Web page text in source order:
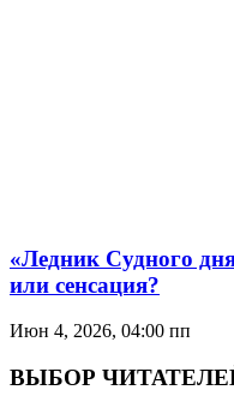
«Ледник Судного
или сенсация?
Июн 4, 2026, 04:00 пп
ВЫБОР